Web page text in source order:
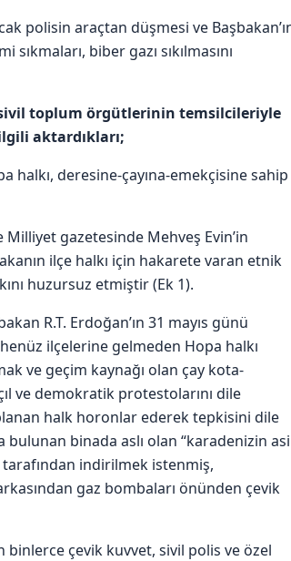
polisin araçtan düşmesi ve
biber gazı sıkılmasını
sivil toplum örgütlerinin temsilcileriyle
aktardıkları;
halkı, deresine-çayına-emekçisine sahip
gazetesinde Mehveş Evin’in
ilçe halkı için hakarete varan etnik
huzursuz etmiştir (Ek 1).
R.T. Erdoğan’ın 31 mayıs günü
ilçelerine gelmeden Hopa halkı
ve geçim kaynağı olan çay kota-
ve demokratik protestolarını dile
halk horonlar ederek tepkisini dile
bulunan binada aslı olan “karadenizin asi
tarafından indirilmek istenmiş,
gaz bombaları önünden çevik
çevik kuvvet, sivil polis ve özel